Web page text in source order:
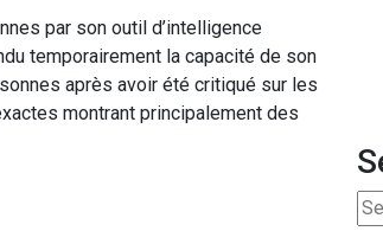
par son outil d’intelligence
temporairement la capacité de son
après avoir été critiqué sur les
montrant principalement des